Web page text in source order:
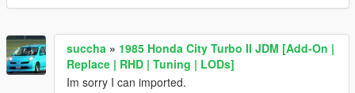
succha » 1985 Honda City Turbo II JDM [Add-On |
Replace | RHD | Tuning | LODs]
Im sorry I can imported.